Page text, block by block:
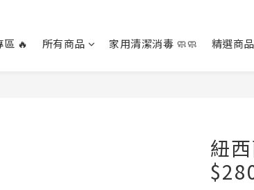
區 🔥 所有商品 家用清潔消毒 🧼🧼 精選商品
紐